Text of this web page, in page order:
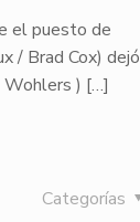
el puesto de
/ Brad Cox) dejó
Wohlers ) […]
Categorías